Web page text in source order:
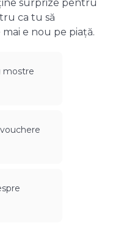
surprize pentru
ca tu să
e nou pe piață.
mostre